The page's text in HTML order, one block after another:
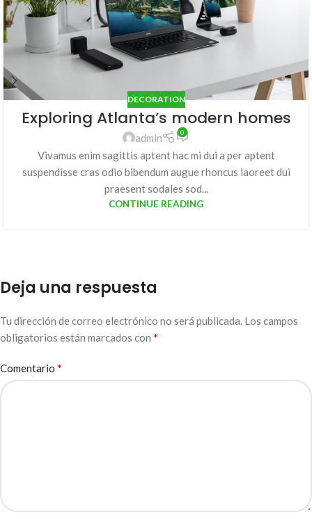
DECORATION
Exploring Atlanta’s modern homes
admin 0
Vivamus enim sagittis aptent hac mi dui a per aptent
suspendisse cras odio bibendum augue rhoncus laoreet dui
praesent sodales sod...
CONTINUE READING
Deja una respuesta
Tu dirección de correo electrónico no será publicada. Los campos
obligatorios están marcados con *
Comentario *